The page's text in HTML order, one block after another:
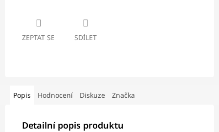
ZEPTAT SE SDÍLET
Popis Hodnocení Diskuze Značka
Detailní popis produktu